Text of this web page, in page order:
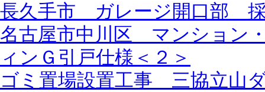
長久手市 ガレージ開口部 採
名古屋市中川区 マンション
ィンＧ引戸仕様＜２＞
ゴミ置場設置工事 三協立山